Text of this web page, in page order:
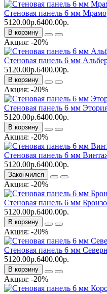
Стеновая панель 6 мм
5120.00р.6400.00р.
В корзину
Акция: -20%
Стеновая панель 6 мм
5120.00р.6400.00р.
В корзину
Акция: -20%
Стеновая панель 6 мм
5120.00р.6400.00р.
В корзину
Акция: -20%
Стеновая панель 6 мм
5120.00р.6400.00р.
Закончился
Акция: -20%
Стеновая панель 6 мм
5120.00р.6400.00р.
В корзину
Акция: -20%
Стеновая панель 6 мм
5120.00р.6400.00р.
В корзину
Акция: -20%